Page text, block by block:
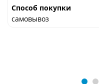
Способ покупки
самовывоз